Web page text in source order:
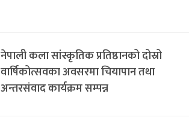
नेपाली कला सांस्कृतिक प्रतिष्ठानको दोस्रो
वार्षिकोत्सवका अवसरमा चियापान तथा
अन्तरसंवाद कार्यक्रम सम्पन्न